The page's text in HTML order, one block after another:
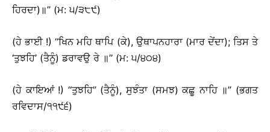
ਹਿਰਦਾ)॥’’ (ਮ: ੫/੩੮੯)
(ਹੇ ਭਾਈ !) ‘‘ਖਿਨ ਮਹਿ ਥਾਪਿ (ਕੇ), ਉਥਾਪਨਹਾਰਾ (ਮਾਰ ਦੇਂਦਾ); ਤਿਸ ਤੇ
‘ਤੁਝਹਿ’ (ਤੈਨੂੰ) ਡਰਾਵਉ ਰੇ ॥’’ (ਮ: ੫/੪੦੪)
(ਹੇ ਕਾਇਆਂ !) ‘‘ਤੁਝਹਿ’’ (ਤੈਨੂੰ), ਸੁਝੰਤਾ (ਸਮਝ) ਕਛੂ ਨਾਹਿ ॥’’ (ਭਗਤ
ਰਵਿਦਾਸ/੧੧੯੬)